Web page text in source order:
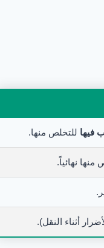
فيها للتخلص منها.
نهائياً.
أثناء النقل).